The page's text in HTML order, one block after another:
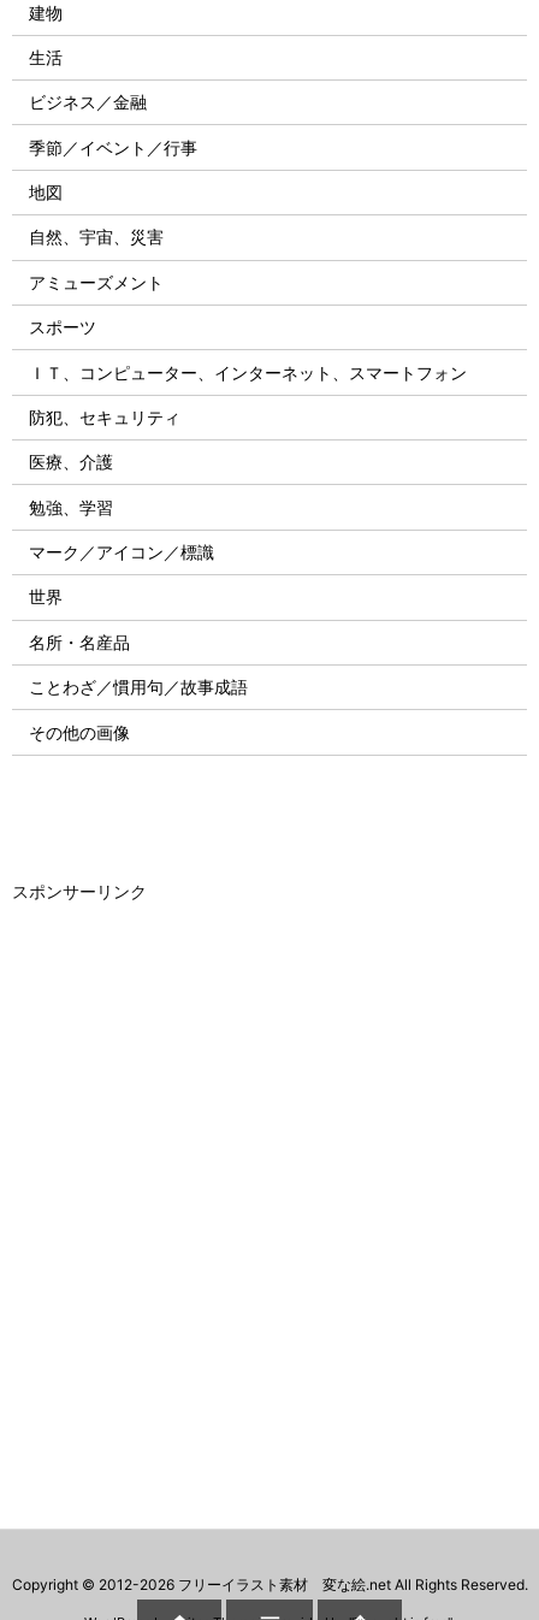
建物
生活
ビジネス／金融
季節／イベント／行事
地図
自然、宇宙、災害
アミューズメント
スポーツ
ＩＴ、コンピューター、インターネット、スマートフォン
防犯、セキュリティ
医療、介護
勉強、学習
マーク／アイコン／標識
世界
名所・名産品
ことわざ／慣用句／故事成語
その他の画像
スポンサーリンク
Copyright © 2012-2026 フリーイラスト素材 変な絵.netAll Rights Reserved.